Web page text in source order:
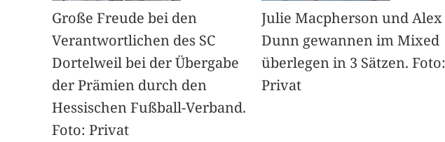
Große Freude bei den
Verantwortlichen des SC
Dortelweil bei der Übergabe
der Prämien durch den
Hessischen Fußball-Verband.
Foto: Privat
Julie Macpherson und Alex
Dunn gewannen im Mixed
überlegen in 3 Sätzen. Foto:
Privat